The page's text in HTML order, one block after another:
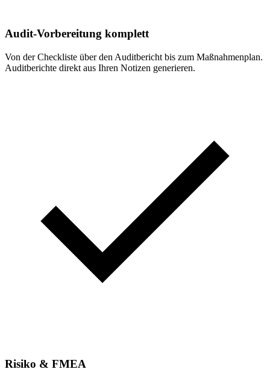
Audit-Vorbereitung komplett
Von der Checkliste über den Auditbericht bis zum Maßnahmenplan.
Auditberichte direkt aus Ihren Notizen generieren.
Risiko & FMEA